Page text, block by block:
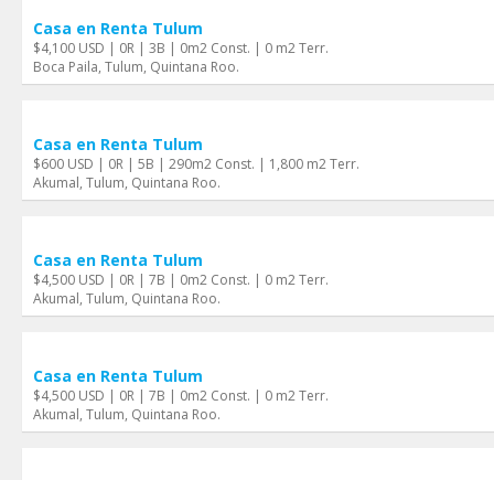
Casa en Renta Tulum
$4,100 USD | 0R | 3B | 0m2 Const. | 0 m2 Terr.
Boca Paila, Tulum, Quintana Roo.
Casa en Renta Tulum
$600 USD | 0R | 5B | 290m2 Const. | 1,800 m2 Terr.
Akumal, Tulum, Quintana Roo.
Casa en Renta Tulum
$4,500 USD | 0R | 7B | 0m2 Const. | 0 m2 Terr.
Akumal, Tulum, Quintana Roo.
Casa en Renta Tulum
$4,500 USD | 0R | 7B | 0m2 Const. | 0 m2 Terr.
Akumal, Tulum, Quintana Roo.